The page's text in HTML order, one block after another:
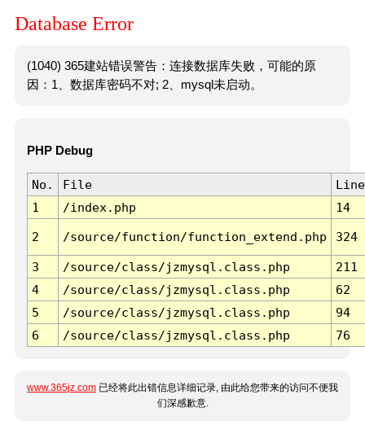
Database Error
(1040) 365建站错误警告：连接数据库失败，可能的原
因：1、数据库密码不对; 2、mysql未启动。
PHP Debug
No. File
Line
1
/index.php 14
2 /source/function/function_extend.php 324
3 /source/class/jzmysql.class.php
211
4
/source/class/jzmysql.class.php
62
5
/source/class/jzmysql.class.php
94
6
/source/class/jzmysql.class.php 76
www.365jz.com 已经将此出错信息详细记录, 由此给您带来的访问不便我
们深感歉意.